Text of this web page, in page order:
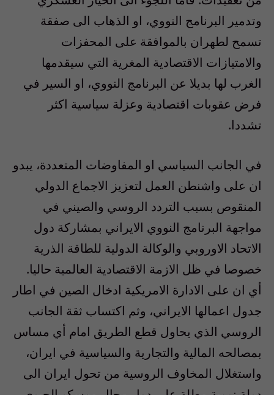
وتدمير البرنامج النووي، او الذهاب الى صفقة
تسمح لطهران بالموافقة على المحفزات
والامتيازات الاقتصادية المغرية التي سيقدمها
الغرب لها بديلا عن البرنامج النووي، او السير في
فرض عقوبات اقتصادية وعزلة سياسية اكثر
تشددا.
في الجانب السياسي او المفاوضات المتعددة، يبدو
ان على واشنطن العمل لتعزيز الاجماع الدولي
المنقوص بسبب التردد الروسي والصيني في
مواجهة البرنامج النووي الايراني بمشاركة دول
الاتحاد الاوروبي والوكالة الدولية للطاقة الذرية
خصوصا في ظل الازمة الاقتصادية العالمية حاليا.
أي ان على الادارة الامريكية ادخال الصين في اطار
جدول اعمالها الايراني، وثم اكتساب ثقة الجانب
الروسي الذي يحاول قطع الطريق امام أي مساس
بمصالحه المالية والتجارية والسياسية في ايران،
واستغلال المخاوف الروسية من تحول ايران الى